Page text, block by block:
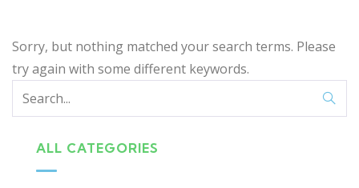
Sorry, but nothing matched your search terms. Please
try again with some different keywords.
ALL CATEGORIES